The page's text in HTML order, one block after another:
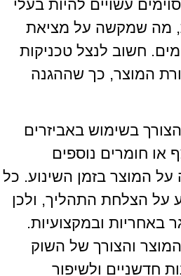
עשויים להיות בעלי
מה שמקשה על מציאת
חשוב לנצל טכניקות
המוצר, כך שההגנה
בשימוש באביזרים
או חומרים נוספים
על המוצר בזמן השינוע. כל
על הצלחת התהליך, ולכן
באחריות ובמקצועיות.
והצורך של השוק
חדשניים ולשיפור